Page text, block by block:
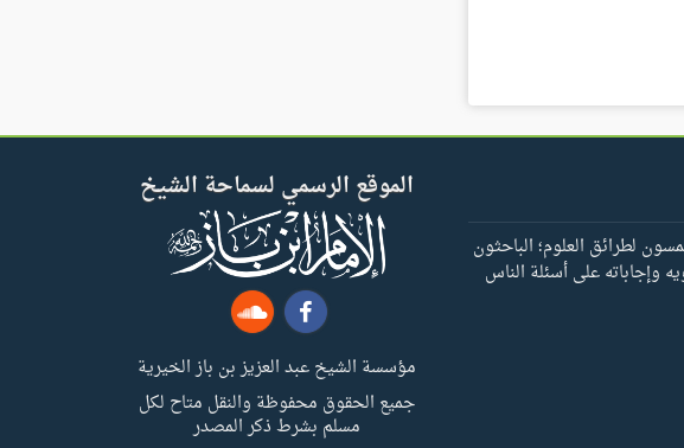
لطرائق العلوم؛ الباحثون
وإجاباته على أسئلة الناس
الموقع الرسمي لسماحة الشيخ
مؤسسة الشيخ عبد العزيز بن باز الخيرية
جميع الحقوق محفوظة والنقل متاح لكل
مسلم بشرط ذكر المصدر